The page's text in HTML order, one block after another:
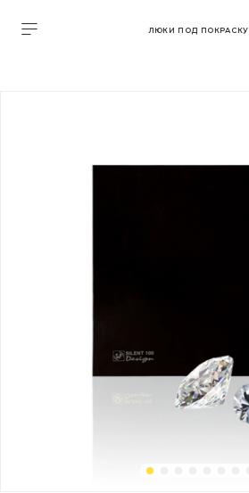
ЛЮКИ ПОД ПОКРАСКУ